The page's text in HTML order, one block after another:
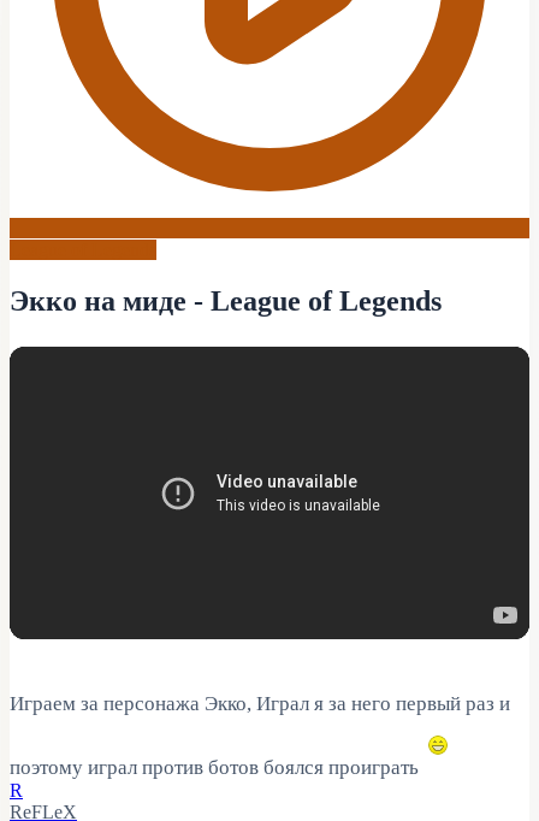
Экко на миде - League of Legends
Играем за персонажа Экко, Играл я за него первый раз и
поэтому играл против ботов боялся проиграть
R
ReFLeX